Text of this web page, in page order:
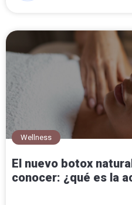
Wellness
El nuevo botox
conocer: ¿qué es la